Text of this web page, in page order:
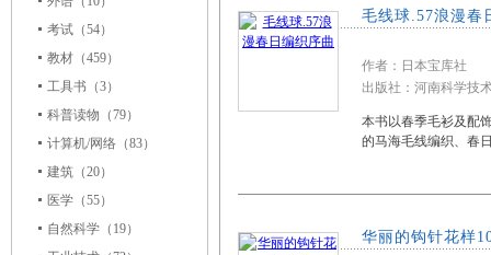
考试 （54）
教材 （459）
工具书 （3）
科普读物 （79）
计算机/网络 （83）
建筑 （20）
医学 （55）
自然科学 （19）
毛线球.57浪漫春
作者：日本宝库社
出版社：河南科学
本书以春季毛衫及配
的马海毛线编织、春
华丽的钩针花样